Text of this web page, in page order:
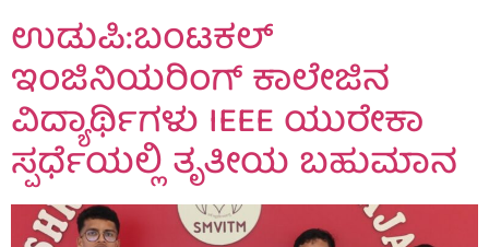
ಉಡುಪಿ:ಬಂಟಕಲ್
ಇಂಜಿನಿಯರಿಂಗ್ ಕಾಲೇಜಿನ
ವಿದ್ಯಾರ್ಥಿಗಳು IEEE ಯುರೇಕಾ
ಸ್ಪರ್ಧೆಯಲ್ಲಿ ತೃತೀಯ ಬಹುಮಾನ